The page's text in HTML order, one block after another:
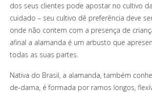
dos seus clientes pode apostar no cultivo
cuidado – seu cultivo dê preferência deve
onde não contem com a presença de
afinal a alamanda é um arbusto que
todas as suas partes.
Nativa do Brasil, a alamanda, também
de-dama, é formada por ramos longos,